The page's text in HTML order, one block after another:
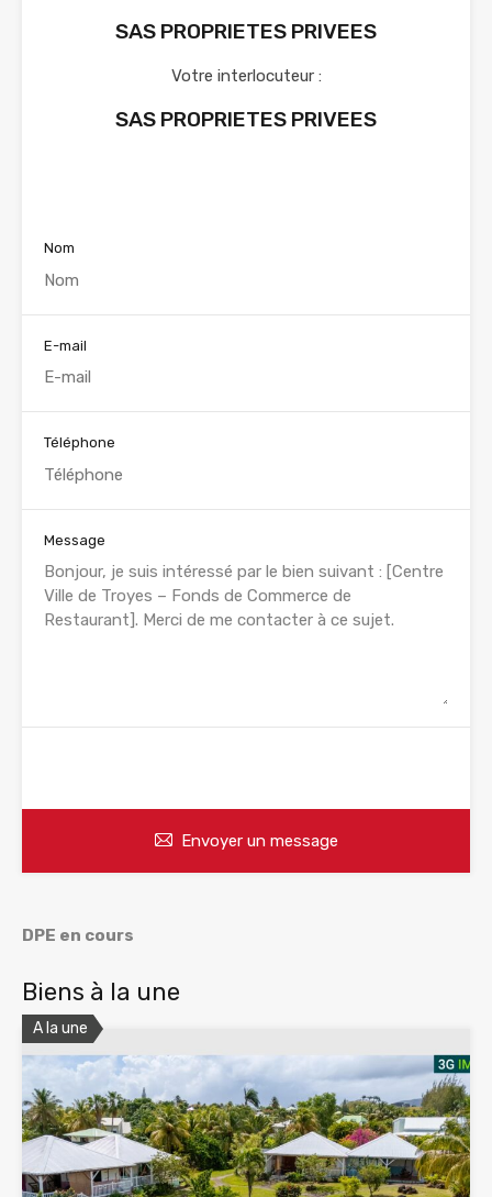
SAS PROPRIETES PRIVEES
Votre interlocuteur :
SAS PROPRIETES PRIVEES
Nom
E-mail
Téléphone
Message
Envoyer un message
DPE en cours
Biens à la une
A la une